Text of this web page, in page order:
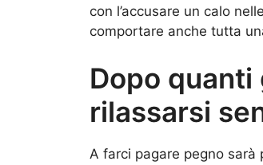
con l’accusare un calo
comportare anche tutta
Dopo
rilassarsi
A farci pagare pegno sarà